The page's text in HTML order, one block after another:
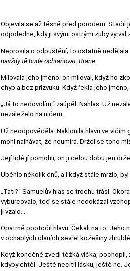
Objevila se až těsně před porodem. Stačil
odpoledne, kdy ji svými ostrými zuby vyrval
Neprosila o odpuštění; to ostatně
navždy tě bude ochraňovat, Brane.
Milovala jeho jméno; on miloval, když ho
chyb a bez přízvuku. Když řekla jeho
„Já to nedovolím,“ zaúpěl. Nahlas. Už
nezáleželo na ničem.
Už neodpověděla. Naklonila hlavu ve
mohl nalhávat, že neumírá. Držel se toho
Její lidé jí pomohli; on ji celou dobu jen
Uběhlo několik dnů, a i když stále mrzlo,
„Tati?“ Samuelův hlas se trochu třásl.
vyburcovalo, teď se stále nedokázal
ji vzalo…
Opatrně pootočil hlavu. Čekali na to. Jeho
v ochablých dlaních sevřel kožešiny
Když konečně zvedl těžká víčka, pochopil,
kdyby chtěl. Ještě necítil lásku, ještě ne.